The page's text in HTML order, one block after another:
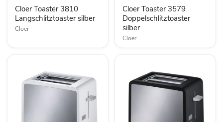
Cloer Toaster 3810
Langschlitztoaster silber
Cloer
Cloer Toaster 3579
Doppelschlitztoaster
silber
Cloer